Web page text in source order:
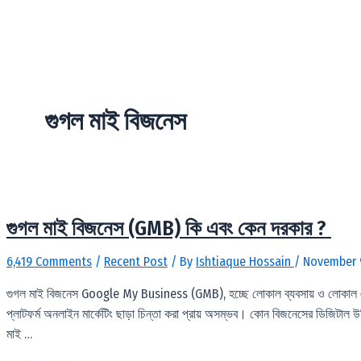
গুগল মাই বিজনেস
গুগল মাই বিজনেস (GMB) কি এবং কেন দরকার ?
6,419 Comments / Recent Post / By Ishtiaque Hossain / November
গুগল মাই বিজনেস Google My Business (GMB), হচ্ছে লোকাল ব্যবসায় ও লোকাল
প্লাটফর্ম অনলাইন মার্কেটিং ছাড়া চিন্তা করা প্রায় অসম্ভব। কোন বিজনেসের
মাই …